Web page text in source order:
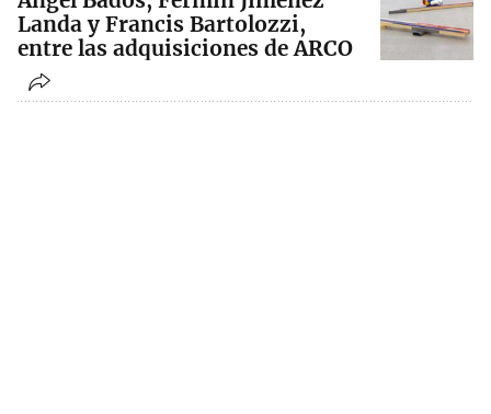
Landa y Francis Bartolozzi,
entre las adquisiciones de ARCO